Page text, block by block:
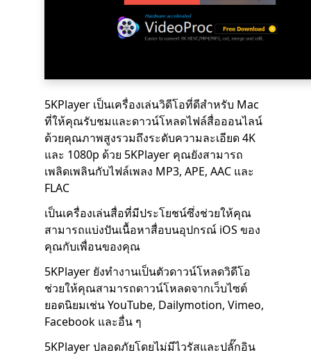
5KPlayer เป็นเครื่องเล่นวิดีโอที่ดีสำหรับ Mac
ที่ให้คุณรับชมและดาวน์โหลดไฟล์สื่อออนไลน์
ด้วยคุณภาพสูงรวมถึงระดับความละเอียด 4K
และ 1080p ด้วย 5KPlayer คุณยังสามารถ
เพลิดเพลินกับไฟล์เพลง MP3, APE, AAC และ
FLAC
เป็นเครื่องเล่นสื่อที่มีประโยชน์ซึ่งช่วยให้คุณ
สามารถแบ่งปันเนื้อหาสื่อบนอุปกรณ์ iOS ของ
คุณกับเพื่อนของคุณ
5KPlayer ยังทำงานเป็นตัวดาวน์โหลดวิดีโอ
ช่วยให้คุณสามารถดาวน์โหลดจากเว็บไซต์
ยอดนิยมเช่น YouTube, Dailymotion, Vimeo,
Facebook และอื่น ๆ
5KPlayer ปลอดภัยโดยไม่มีไวรัสและปลั๊กอิน